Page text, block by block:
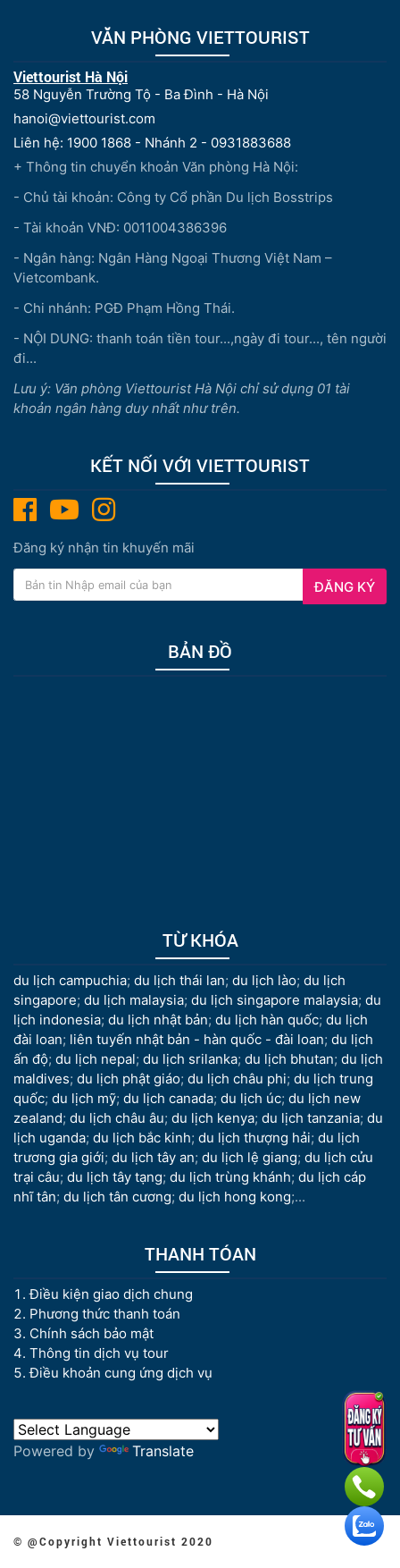
VĂN PHÒNG VIETTOURIST
Viettourist Hà Nội
58 Nguyễn Trường Tộ - Ba Đình - Hà Nội
hanoi@viettourist.com
Liên hệ: 1900 1868 - Nhánh 2 - 0931883688
+ Thông tin chuyển khoản Văn phòng Hà Nội:
- Chủ tài khoản: Công ty Cổ phần Du lịch Bosstrips
- Tài khoản VNĐ: 0011004386396
- Ngân hàng: Ngân Hàng Ngoại Thương Việt Nam –
Vietcombank.
- Chi nhánh: PGĐ Phạm Hồng Thái.
- NỘI DUNG: thanh toán tiền tour...,ngày đi tour..., tên người
đi...
Lưu ý: Văn phòng Viettourist Hà Nội chỉ sử dụng 01 tài
khoản ngân hàng duy nhất như trên.
KẾT NỐI VỚI VIETTOURIST
Đăng ký nhận tin khuyến mãi
ĐĂNG KÝ
BẢN ĐỒ
TỪ KHÓA
du lịch campuchia; du lịch thái lan; du lịch lào; du lịch
singapore; du lịch malaysia; du lịch singapore malaysia; du
lịch indonesia; du lịch nhật bản; du lịch hàn quốc; du lịch
đài loan; liên tuyến nhật bản - hàn quốc - đài loan; du lịch
ấn độ; du lịch nepal; du lịch srilanka; du lịch bhutan; du lịch
maldives; du lịch phật giáo; du lịch châu phi; du lịch trung
quốc; du lịch mỹ; du lịch canada; du lịch úc; du lịch new
zealand; du lịch châu âu; du lịch kenya; du lịch tanzania; du
lịch uganda; du lịch bắc kinh; du lịch thượng hải; du lịch
trương gia giới; du lịch tây an; du lịch lệ giang; du lịch cửu
trại câu; du lịch tây tạng; du lịch trùng khánh; du lịch cáp
nhĩ tân; du lịch tân cương; du lịch hong kong;...
THANH TÓAN
Điều kiện giao dịch chung
Phương thức thanh toán
Chính sách bảo mật
Thông tin dịch vụ tour
Điều khoản cung ứng dịch vụ
Powered by Translate
© @Copyright Viettourist 2020